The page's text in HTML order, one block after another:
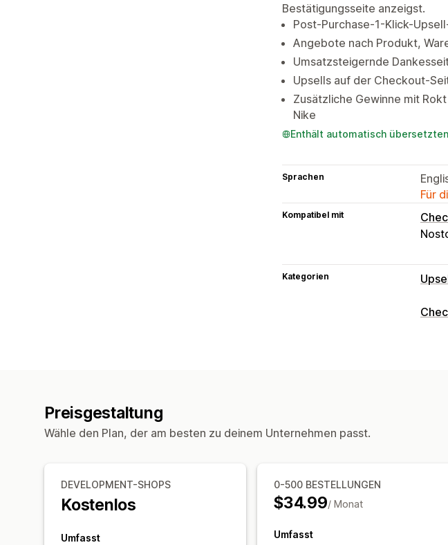
Bestätigungsseite anzeigst.
Post-Purchase-1-Klick-
Angebote nach Produkt,
Umsatzsteigernde
Upsells auf der Checkout-
Zusätzliche Gewinne mit
Nike
Enthält automatisch
Sprachen
Für
Kompatibel mit
Kategorien
Preisgestaltung
Wähle den Plan, der am besten zu deinem Unternehmen passt.
DEVELOPMENT-SHOPS
Kostenlos
Umfasst
0-500 BESTELLUNGEN
$34.99/ Monat
Umfasst